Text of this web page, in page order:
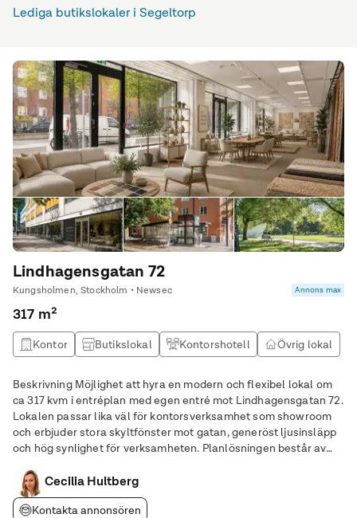
Lediga butikslokaler i Segeltorp
Lindhagensgatan 72
Kungsholmen, Stockholm • Newsec Annons max
317 m²
Kontor Butikslokal Kontorshotell Övrig lokal
Beskrivning Möjlighet att hyra en modern och flexibel lokal om
ca 317 kvm i entréplan med egen entré mot Lindhagensgatan 72.
Lokalen passar lika väl för kontorsverksamhet som showroom
och erbjuder stora skyltfönster mot gatan, generöst ljusinsläpp
och hög synlighet för verksamheten. Planlösningen består av
sociala ytor, vilket skapar
Cecilia Hultberg
Kontakta annonsören